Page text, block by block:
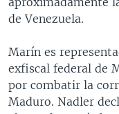
de Venezuela.
Marín es
exfiscal federal de
por combatir la
Maduro. Nadler